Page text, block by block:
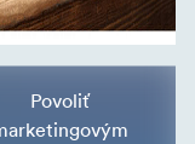
Povoliť